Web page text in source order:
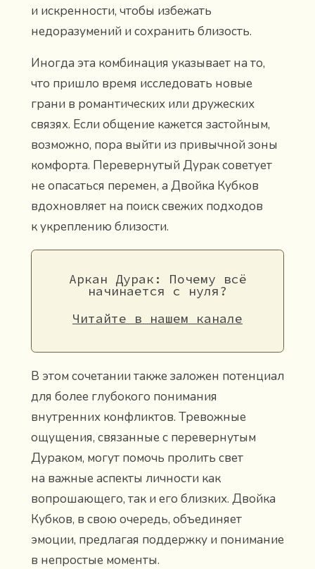
и искренности, чтобы избежать
недоразумений и сохранить близость.
Иногда эта комбинация указывает на то,
что пришло время исследовать новые
грани в романтических или дружеских
связях. Если общение кажется застойным,
возможно, пора выйти из привычной зоны
комфорта. Перевернутый Дурак советует
не опасаться перемен, а Двойка Кубков
вдохновляет на поиск свежих подходов
к укреплению близости.
Аркан Дурак: Почему всё
начинается с нуля?
Читайте в нашем канале
В этом сочетании также заложен потенциал
для более глубокого понимания
внутренних конфликтов. Тревожные
ощущения, связанные с перевернутым
Дураком, могут помочь пролить свет
на важные аспекты личности как
вопрошающего, так и его близких. Двойка
Кубков, в свою очередь, объединяет
эмоции, предлагая поддержку и понимание
в непростые моменты.